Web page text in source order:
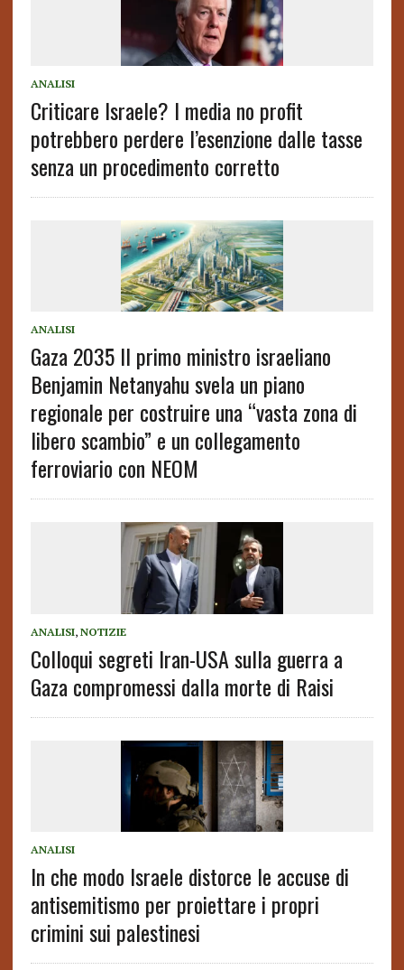
ANALISI
Criticare Israele? I media no profit
potrebbero perdere l’esenzione dalle tasse
senza un procedimento corretto
ANALISI
Gaza 2035 Il primo ministro israeliano
Benjamin Netanyahu svela un piano
regionale per costruire una “vasta zona di
libero scambio” e un collegamento
ferroviario con NEOM
ANALISI, NOTIZIE
Colloqui segreti Iran-USA sulla guerra a
Gaza compromessi dalla morte di Raisi
ANALISI
In che modo Israele distorce le accuse di
antisemitismo per proiettare i propri
crimini sui palestinesi